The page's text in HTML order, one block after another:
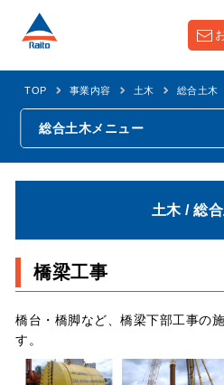
TOP 事業内容 土木 総合土木
総合土木メニュー
土木 / 総
橋梁工事
橋台・橋脚など、橋梁下部工事の
す。